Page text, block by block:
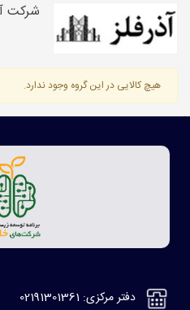
شركت
هیچ کالایی در این گروه وجود ندارد.
دفتر مرکزی: 02191301361